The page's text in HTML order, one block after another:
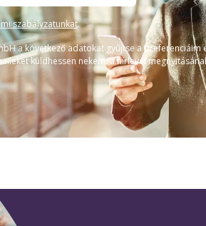
szabályzatunkat.
a következő adatokat gyűjtse a
küldhessen nekem: a hírlevél